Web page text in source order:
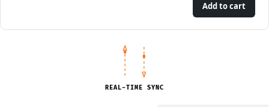
Add to cart
REAL-TIME SYNC